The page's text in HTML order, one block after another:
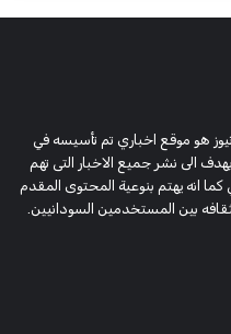
هو موقع اخباري تم تأسيسه في
نوفمبر 2020 يهدف الى نشر جميع الاخبار التى تهم
كما انه يهتم بنوعية المحتوى المقدم
بين المستخدمين السودانيين.